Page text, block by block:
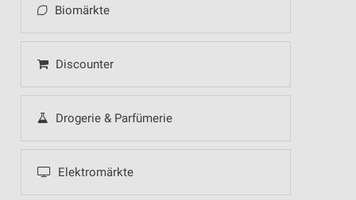
Biomärkte
Discounter
Drogerie & Parfümerie
Elektromärkte